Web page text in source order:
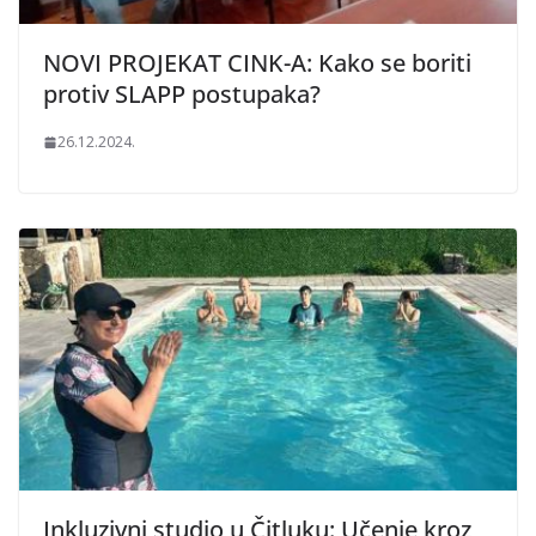
NOVI PROJEKAT CINK-A: Kako se boriti
protiv SLAPP postupaka?
26.12.2024.
Inkluzivni studio u Čitluku: Učenje kroz